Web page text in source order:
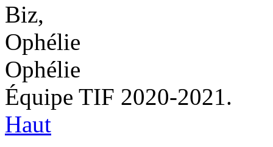
Biz,
Ophélie
Ophélie
Équipe TIF 2020-2021.
Haut